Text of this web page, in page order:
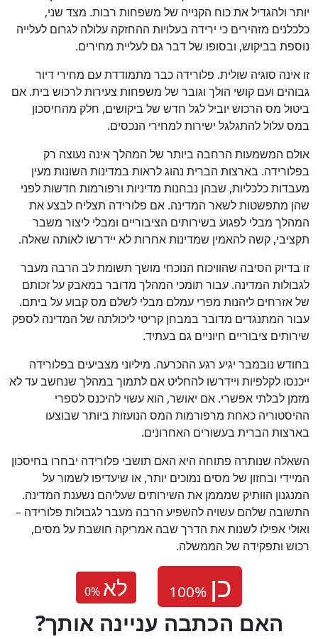
יותר ולהגדיל את כוח הקנייה של משפחות רבות. מצד שני,
כלכלנים מזהירים כי ירידה בעלויות ההחזקה עלולה לגרום לעלייה
נוספת בביקוש, ובסופו של דבר גם לעליית מחירים.
זו אינה סוגיה שולית. פלורידה כבר מתמודדת עם מחירי דיור
גבוהים ועם קושי הולך וגובר של משפחות צעירות לרכוש בית. אם
ביטול מס הרכוש יוביל לגל חדש של ביקושים, חלק מהחיסכון
במס עלול להתגלגל ישירות למחירי הנכסים.
אולם המשמעות הרחבה ביותר של המהלך אינה נעוצה רק
בפלורידה. בארצות הברית נהוג לראות במדינות השונות מעין
מעבדות כלכליות, שבהן נבחנות מדיניות ורפורמות חדשות לפני
שהן מתפשטות לשאר המדינה. אם פלורידה תצליח לבצע את
המהלך מבלי לפגוע בשירותים הציבוריים ומבלי ליצור משבר
תקציבי, קשה להאמין שמדינות אחרות לא יידרשו לאותה שאלה.
זו בדיוק הסיבה שהוויכוח הנוכחי מושך תשומת לב הרבה מעבר
לגבולות המדינה. עבור תומכי המהלך מדובר במאבק על זכותם
של אזרחים ליהנות מפרי עמלם מבלי לשלם מס קבוע על ביתם.
עבור המתנגדים מדובר במבחן קריטי ליכולתה של המדינה לספק
שירותים ציבוריים חיוניים גם בעתיד.
בחודש נובמבר יגיע רגע ההכרעה. מיליוני מצביעים בפלורידה
ייכנסו לקלפיות ויידרשו להחליט אם לתמוך במהלך שנחשב עד לא
מזמן לבלתי אפשרי. אם יאושר, הוא עשוי להיכנס לספרי
ההיסטוריה כאחת מרפורמות המס הנועזות ביותר שבוצעו
בארצות הברית בעשורים האחרונים.
השאלה שנותרה פתוחה היא האם תושבי פלורידה יבחרו בחיסכון
המיידי ובחזון של מסים נמוכים יותר, או שיעדיפו לשמור על
המנגנון הוותיק שמממן את השירותים שעליהם נשענת המדינה.
התשובה שלהם עשויה להשפיע הרבה מעבר לגבולות פלורידה –
ואולי אפילו לשנות את הדרך שבה אמריקה חושבת על מסים,
רכוש ותפקידה של הממשלה.
0% לא
?האם הכתבה עניינה אותך